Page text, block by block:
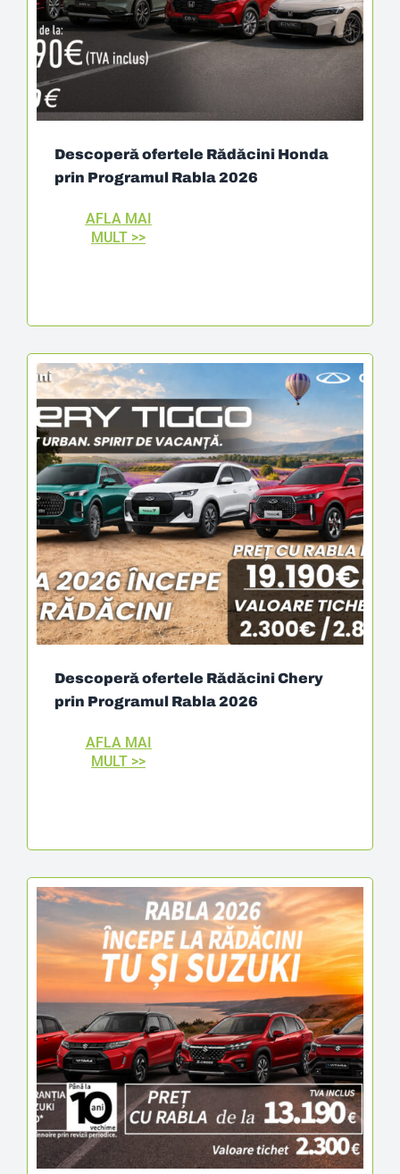
Descoperă ofertele Rădăcini Honda
prin Programul Rabla 2026
AFLA MAI
MULT >>
Descoperă ofertele Rădăcini Chery
prin Programul Rabla 2026
AFLA MAI
MULT >>